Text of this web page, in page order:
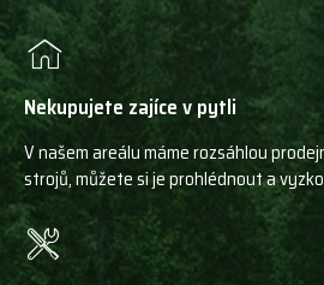
Nekupujete zajíce v pytli
V našem areálu máme rozsáhlou
strojů, můžete si je prohlédnout a